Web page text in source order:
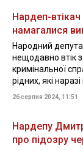
Нардеп-
намагалися
Народний
нещодавно втік
кримінальної
рідних, які
26 серпня 2024, 11:51
Нардепу
про підозру